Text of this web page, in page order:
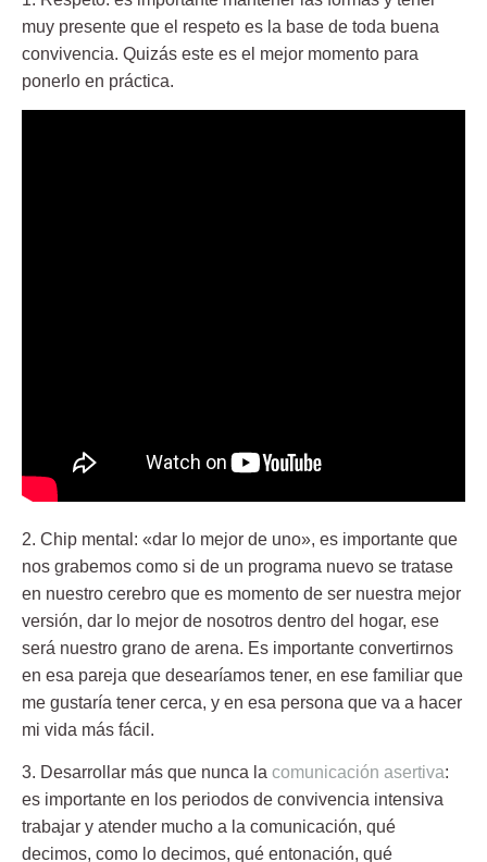
muy presente que el respeto es la base de toda buena
convivencia. Quizás este es el mejor momento para
ponerlo en práctica.
2. Chip mental: «dar lo mejor de uno», es importante que
nos grabemos como si de un programa nuevo se tratase
en nuestro cerebro que es momento de ser nuestra mejor
versión, dar lo mejor de nosotros dentro del hogar, ese
será nuestro grano de arena. Es importante convertirnos
en esa pareja que desearíamos tener, en ese familiar que
me gustaría tener cerca, y en esa persona que va a hacer
mi vida más fácil.
3. Desarrollar más que nunca la comunicación asertiva:
es importante en los periodos de convivencia intensiva
trabajar y atender mucho a la comunicación, qué
decimos, como lo decimos, qué entonación, qué